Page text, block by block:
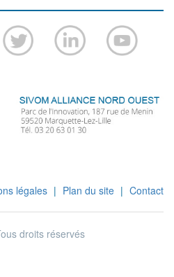
légales | Plan du site | Contact
droits réservés